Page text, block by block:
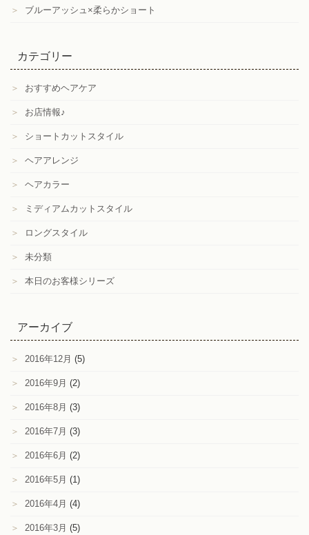
＞ ブルーアッシュ×柔らかショート
カテゴリー
＞ おすすめヘアケア
＞ お店情報♪
＞ ショートカットスタイル
＞ ヘアアレンジ
＞ ヘアカラー
＞ ミディアムカットスタイル
＞ ロングスタイル
＞ 未分類
＞ 本日のお客様シリーズ
アーカイブ
＞ 2016年12月 (5)
＞ 2016年9月 (2)
＞ 2016年8月 (3)
＞ 2016年7月 (3)
＞ 2016年6月 (2)
＞ 2016年5月 (1)
＞ 2016年4月 (4)
＞ 2016年3月 (5)